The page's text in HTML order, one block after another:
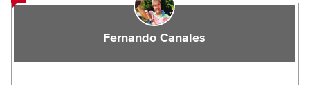
Fernando Canales